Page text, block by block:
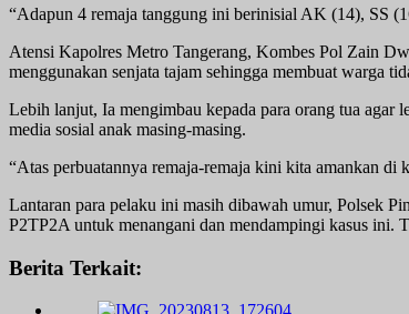
“Adapun 4 remaja tanggung ini berinisial AK (14), SS
Atensi Kapolres Metro Tangerang, Kombes Pol Zain
menggunakan senjata tajam sehingga membuat warga
Lebih lanjut, Ia mengimbau kepada para orang tua agar
media sosial anak masing-masing.
“Atas perbuatannya remaja-remaja kini kita amankan
Lantaran para pelaku ini masih dibawah umur, Polsek
P2TP2A untuk menangani dan mendampingi kasus ini.
Berita Terkait: